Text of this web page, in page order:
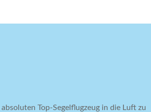
Top-Segelflugzeug in die Luft zu